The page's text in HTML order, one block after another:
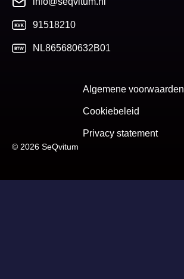
91518210
NL865680632B01
© 2026 SeQvitum
Algemene voorwaarden
Cookiebeleid
Privacy statement